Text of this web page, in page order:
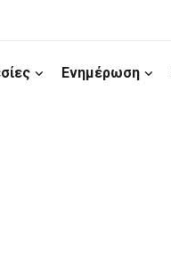
Ενημέρωση